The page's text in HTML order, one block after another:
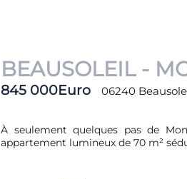
BEAUSOLEIL -
845 000Euro 06240
À seulement quelques pas de
appartement lumineux de 70 m²